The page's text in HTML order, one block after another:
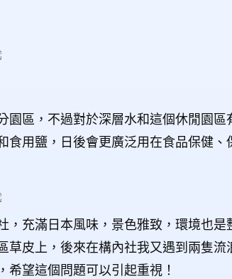
園區，不過對於深層水和這個休閒園區
食用鹽，日後會更廣泛用在食品保健
，充滿日本風味，景色雅致，環境也
草皮上，後來在構內社我又遇到兩隻
望這個問題可以引起重視！